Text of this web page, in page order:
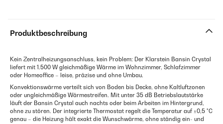
Produktbeschreibung
Kein Zentralheizungsanschluss, kein Problem: Der Klarstein Bansin Crystal
liefert mit 1.500 W gleichmäßige Wärme im Wohnzimmer, Schlafzimmer
oder Homeoffice – leise, präzise und ohne Umbau.
Konvektionswärme verteilt sich von Boden bis Decke, ohne Kaltluftzonen
oder ungleichmäßige Wärmestreifen. Mit unter 35 dB Betriebslautstärke
läuft der Bansin Crystal auch nachts oder beim Arbeiten im Hintergrund,
ohne zu stören. Der integrierte Thermostat regelt die Temperatur auf ±0,5 °C
genau – die Heizung hält exakt die Wunschwärme, ohne ständig ein- und